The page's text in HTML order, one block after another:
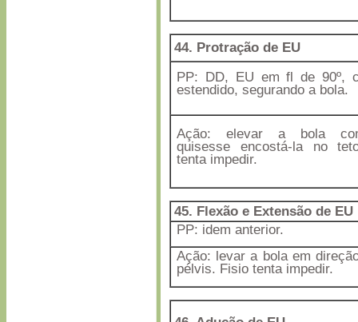
44. Protração de EU
PP: DD, EU em fl de 90º,
estendido, segurando a bola.
Ação: elevar a bola
quisesse encostá-la no
tenta impedir.
45. Flexão e Extensão de EU
PP: idem anterior.
Ação: levar a bola em
pélvis. Fisio tenta impedir.